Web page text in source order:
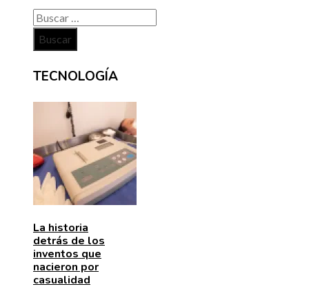
Buscar:
TECNOLOGÍA
La historia
detrás de los
inventos que
nacieron por
casualidad